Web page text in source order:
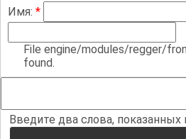
Имя: *
File engine/modules/regger/
found.
Введите два слова, показанных